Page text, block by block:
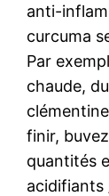
anti-
curcuma
Par
chaude,
finir,
quantités
acidifiants